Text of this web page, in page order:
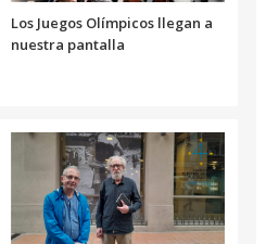
Los Juegos Olímpicos llegan a
nuestra pantalla